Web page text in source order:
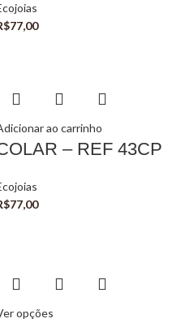
77,00
ao carrinho
– REF 43CP
77,00
opções